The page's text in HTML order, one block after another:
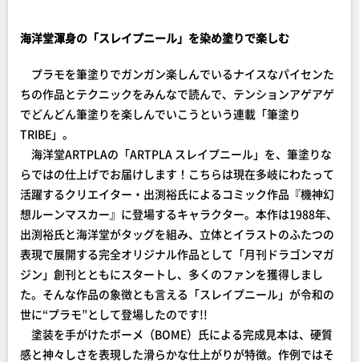
海洋堂渾身の「スレイプニール」を染め塗りで楽しむ
プラモを筆塗りでガンガン楽しんでいるナイスなパイセンた
ちの作品とテクニックをみんなで読んで、テンションアゲアゲ
でどんどん筆塗りを楽しんでいこうという連載「筆塗り
TRIBE」。
海洋堂ARTPLAの「ARTPLA スレイプニール」を、筆塗りな
らではの仕上げでお届けします！こちらは現在多岐にわたって
活躍するクリエイター・出渕裕氏によるコミック作品『機神幻
想ルーンマスカー』に登場するキャラクター。本作は1988年、
出渕裕氏と海洋堂がタッグを組み、立体とイラストのふたつの
表現で展開する完全オリジナル作品として「月刊ドラゴンマガ
ジン」創刊とともにスタートし、多くのファンを獲得しまし
た。そんな作品の象徴とも言える「スレイプニール」が令和の
世に“プラモ”として登場したのです!!
塗装を手がけたボーメ（BOME）氏による完成見本は、硬質
感と神々しさを表現した滑らかな仕上がりが特徴。作例ではそ